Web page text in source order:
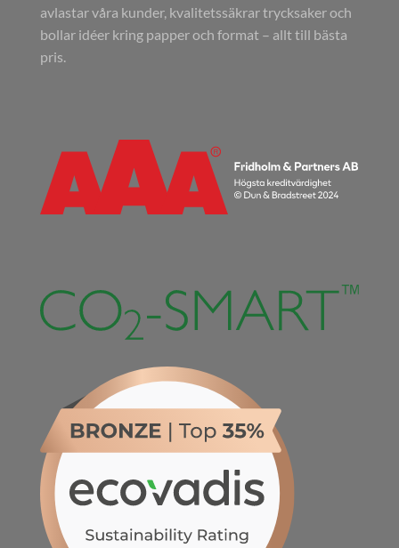
avlastar våra kunder, kvalitetssäkrar trycksaker och
bollar idéer kring papper och format – allt till bästa
pris.